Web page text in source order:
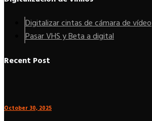
Digitalizar cintas de cámara de vídeo
Pasar VHS y Beta a digital
Recent Post
October 30, 2025